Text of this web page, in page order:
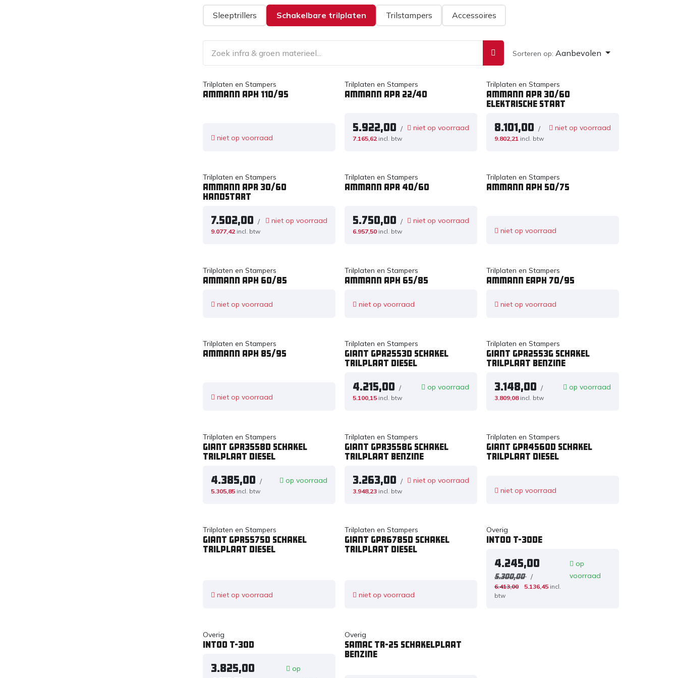
Sleeptrillers Schakelbare trilplaten Trilstampers Accessoires
Sorteren op: Aanbevolen
Trilplaten en Stampers
Ammann APH 110/95
niet op voorraad
Trilplaten en Stampers
Ammann APR 22/40
5.922,00 /
7.165,62 incl. btw
niet op voorraad
Trilplaten en Stampers
Ammann APR 30/60
elektrische start
8.101,00 /
9.802,21 incl. btw
niet op voorraad
Trilplaten en Stampers
Ammann APR 30/60
handstart
7.502,00 /
9.077,42 incl. btw
niet op voorraad
Trilplaten en Stampers
Ammann APR 40/60
5.750,00 /
6.957,50 incl. btw
niet op voorraad
Trilplaten en Stampers
Ammann APH 50/75
niet op voorraad
Trilplaten en Stampers
Ammann APH 60/85
niet op voorraad
Trilplaten en Stampers
Ammann APH 65/85
niet op voorraad
Trilplaten en Stampers
Ammann eAPH 70/95
niet op voorraad
Trilplaten en Stampers
Ammann APH 85/95
niet op voorraad
Trilplaten en Stampers
Giant GPR2553D schakel
trilplaat diesel
4.215,00 /
5.100,15 incl. btw
op voorraad
Trilplaten en Stampers
Giant GPR2553G schakel
trilplaat benzine
3.148,00 /
3.809,08 incl. btw
op voorraad
Trilplaten en Stampers
Giant GPR3558D schakel
trilplaat diesel
4.385,00 /
5.305,85 incl. btw
op voorraad
Trilplaten en Stampers
Giant GPR3558G schakel
trilplaat benzine
3.263,00 /
3.948,23 incl. btw
niet op voorraad
Trilplaten en Stampers
Giant GPR4560D schakel
trilplaat diesel
niet op voorraad
Trilplaten en Stampers
Giant GPR5575D schakel
trilplaat diesel
niet op voorraad
Trilplaten en Stampers
Giant GPR6785D schakel
trilplaat diesel
niet op voorraad
Overig
INTOO T-30DE
4.245,00
5.300,00 /
6.413,00 5.136,45 incl.
btw
op
voorraad
Overig
INTOO T-30D
3.825,00
op
Overig
Samac TR-25 schakelplaat
benzine